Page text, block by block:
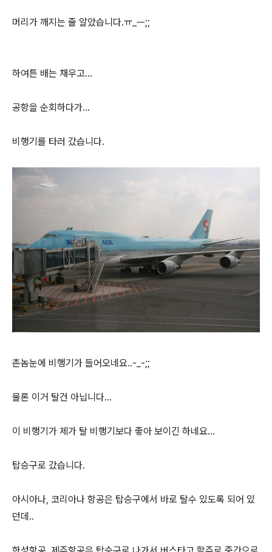
머리가 깨지는 줄 알았습니다.ㅠ_ㅡ;;
하여튼 배는 채우고...
공항을 순회하다가...
비행기를 타러 갔습니다.
촌놈눈에 비행기가 들어오네요..-_-;;
물론 이거 탈건 아닙니다...
이 비행기가 제가 탈 비행기보다 좋아 보이긴 하네요...
탑승구로 갔습니다.
아시아나, 코리아나 항공은 탑승구에서 바로 탈수 있도록 되어 있
던데..